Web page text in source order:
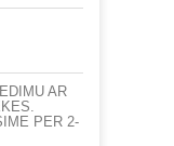
AR
PER 2-